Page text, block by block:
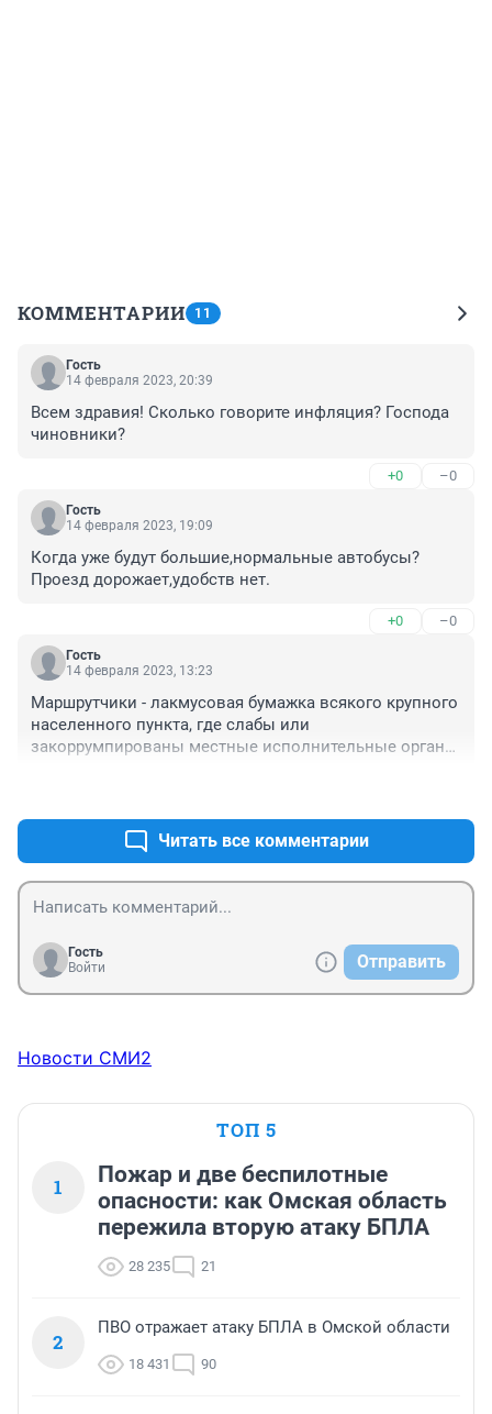
КОММЕНТАРИИ 11
Гость
14 февраля 2023, 20:39
Всем здравия! Сколько говорите инфляция? Господа
чиновники?
+0 –0
Гость
14 февраля 2023, 19:09
Когда уже будут большие,нормальные автобусы?
Проезд дорожает,удобств нет.
+0 –0
Гость
14 февраля 2023, 13:23
Маршрутчики - лакмусовая бумажка всякого крупного
населенного пункта, где слабы или
закоррумпированы местные исполнительные органы
явление практически сведено на нет.
Читать все комментарии
Гость
Войти
Отправить
Новости СМИ2
ТОП 5
1
Пожар и две беспилотные
опасности: как Омская область
пережила вторую атаку БПЛА
28 235 21
2
ПВО отражает атаку БПЛА в Омской области
18 431 90